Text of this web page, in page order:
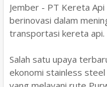
Jember - PT Kereta
berinovasi dalam
transportasi kereta api.
Salah satu upaya
ekonomi stainless